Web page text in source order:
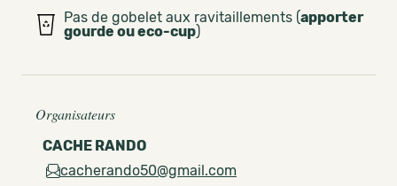
Pas de gobelet aux ravitaillements (apporter
gourde ou eco-cup)
Organisateurs
CACHE RANDO
cacherando50@gmail.com